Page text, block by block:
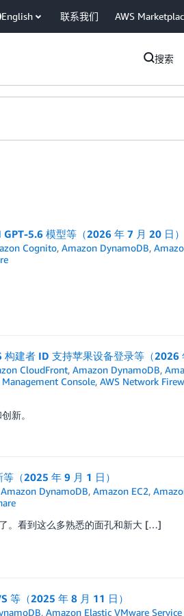
English 联系我们 AWS
搜索
5.6 模型等（2026 年 7 月 20 日）
Cognito,Amazon DynamoDB,
建者 ID 支持苹果设备登录等（2026
CloudFront,Amazon DynamoDB,
Management Console, AWS Network
新。
（2025 年 9 月 1 日）
Amazon DynamoDB,Amazon EC2,
。看到这么多熟悉的面孔和新大 […]
等（2025 年 8 月 11 日）
,Amazon Elastic VMware